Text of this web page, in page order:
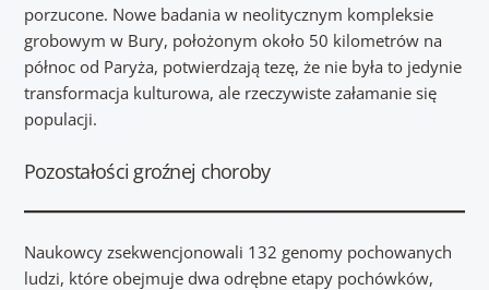
porzucone. Nowe badania w neolitycznym kompleksie
grobowym w Bury, położonym około 50 kilometrów na
północ od Paryża, potwierdzają tezę, że nie była to jedynie
transformacja kulturowa, ale rzeczywiste załamanie się
populacji.
Pozostałości groźnej choroby
Naukowcy zsekwencjonowali 132 genomy pochowanych
ludzi, które obejmuje dwa odrębne etapy pochówków,